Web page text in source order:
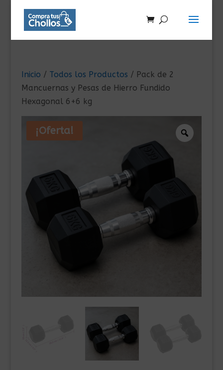
Inicio / Todos los Productos / Pack de 2
Mancuernas y Pesas de Hierro Fundido
Hexagonal 6+6 kg
¡Oferta!